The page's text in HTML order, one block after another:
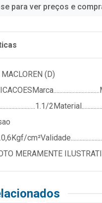
para ver preços e
(D)
MERAMENTE